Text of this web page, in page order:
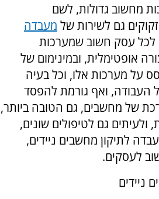
מחשוב גדולות, לשם
גם לשירות של מעבדה
לכל עסק חשוב שמערכות
אופטימלית, ובמינימום של
על מערכות אלו, וכל בעיה
ואף גורמת להפסד
של מחשבים, גם הטובה ביותר,
גם לטיפולים שונים,
לתיקון מחשבים ניידים,
לעסקים.
ניידים